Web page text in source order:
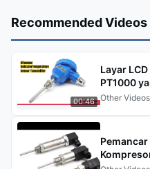
Discover the HT-IQT-B
sensor features a
temperature
diaphragm structure for
food, health, and
Recommended Videos
00:46
Layar
PT1000
Other Videos